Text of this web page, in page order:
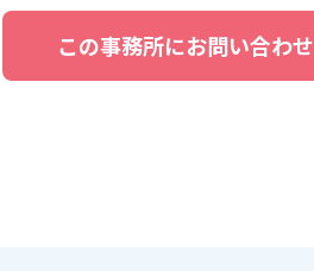
この事務所にお問い合わせ